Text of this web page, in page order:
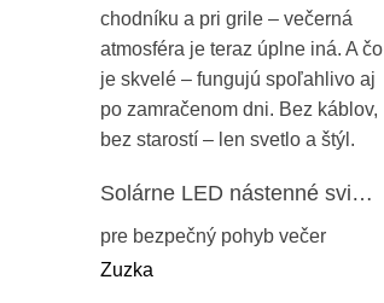
chodníku a pri grile – večerná
atmosféra je teraz úplne iná. A čo
je skvelé – fungujú spoľahlivo aj
po zamračenom dni. Bez káblov,
bez starostí – len svetlo a štýl.
Solárne LED nástenné svietidlo s pohybovým a súmrakovým senzorom – vonkajšie fasádne osvetlenie IP65
pre bezpečný pohyb večer
Zuzka